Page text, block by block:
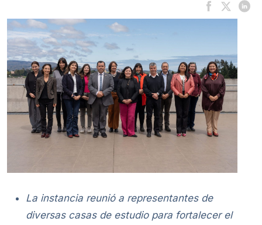
La instancia reunió a representantes de
diversas casas de estudio para fortalecer el